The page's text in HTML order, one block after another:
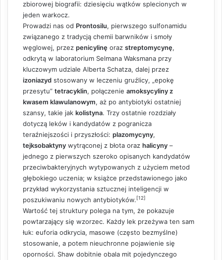
zbiorowej biografii: dziesięciu wątków splecionych w
jeden warkocz.
Prowadzi nas od Prontosilu, pierwszego sulfonamidu
związanego z tradycją chemii barwników i smoły
węglowej, przez penicylinę oraz streptomycynę,
odkrytą w laboratorium Selmana Waksmana przy
kluczowym udziale Alberta Schatza, dalej przez
izoniazyd stosowany w leczeniu gruźlicy, „epokę
przesytu” tetracyklin, połączenie amoksycyliny z
kwasem klawulanowym, aż po antybiotyki ostatniej
szansy, takie jak kolistyna. Trzy ostatnie rozdziały
dotyczą leków i kandydatów z pogranicza
teraźniejszości i przyszłości: plazomycyny,
tejksobaktyny wytrąconej z błota oraz halicyny –
jednego z pierwszych szeroko opisanych kandydatów
przeciwbakteryjnych wytypowanych z użyciem metod
głębokiego uczenia; w książce przedstawionego jako
przykład wykorzystania sztucznej inteligencji w
poszukiwaniu nowych antybiotyków. [12]
Wartość tej struktury polega na tym, że pokazuje
powtarzający się wzorzec. Każdy lek przeżywa ten sam
łuk: euforia odkrycia, masowe (często bezmyślne)
stosowanie, a potem nieuchronne pojawienie się
oporności. Shaw dobitnie obala mit pojedynczego